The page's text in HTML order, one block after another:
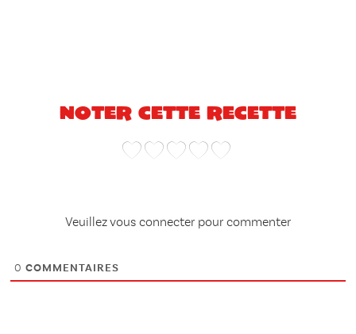
Noter cette recette
Veuillez vous connecter pour commenter
0 COMMENTAIRES